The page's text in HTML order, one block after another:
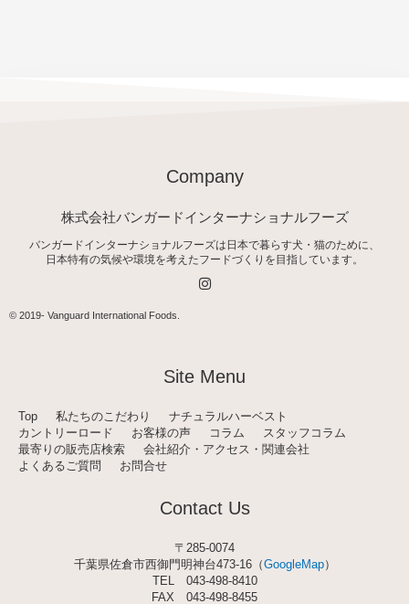
Company
株式会社バンガードインターナショナルフーズ
バンガードインターナショナルフーズは日本で暮らす犬・猫のために、
日本特有の気候や環境を考えたフードづくりを目指しています。
I
n
a
m
© 2019- Vanguard International Foods
Site Menu
Top 私たちのこだわり
ナチュラルハーベスト
カントリーロード
お客様の声 コラム
スタッフコラム
最寄りの販売店検索
会社紹介・アクセス・関連会社
よくあるご質問
お問合せ
Contact Us
〒285-0074
千葉県佐倉市西御門明神台473-16（GoogleMap）
TEL 043-498-8410
FAX 043-498-8455